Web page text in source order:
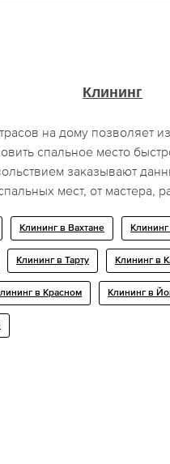
Клининг
на дому позволяет
спальное место
заказывают
мест, от мастера,
Клининг в Вахтане
Клининг в Тарту Клининг в
в Красном Клининг в